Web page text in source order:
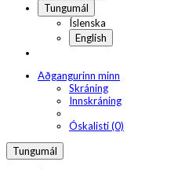
Tungumál
Íslenska
English
Aðgangurinn minn
Skráning
Innskráning
Óskalisti (0)
Tungumál